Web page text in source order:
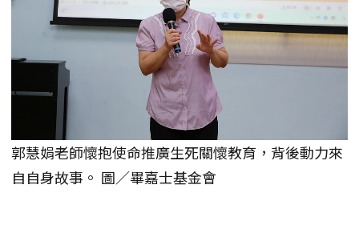
郭慧娟老師懷抱使命推廣生死關懷教育，背後動力來
自自身故事。 圖／畢嘉士基金會